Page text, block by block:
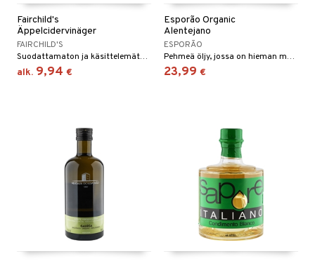
Fairchild's
Äppelcidervinäger
FAIRCHILD'S
Suodattamaton ja käsittelemätön omenasiiderietikka käsin poimituista, luomulaatuisista omenoista.
alk. 9,94 €
Esporão Organic
Alentejano
ESPORÃO
Pehmeä öljy, jossa on hieman makeutta ja mausteinen mutta pyöreä jälkimaku.
23,99 €